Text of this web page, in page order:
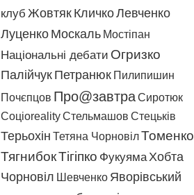
клуб ЖовтякКличкоЛевченко
ЛуценкоМоскаль Мостіпан
Національні дебати Огризко
Палійчук Петранюк Пилипишин
Почєпцов Про@завтраСиротюк
СоціоrealityСтельмашов Стецьків
Терьохін Тетяна ЧорновілТоменко
ТягнибокТігіпко ФукуямаХобта
Чорновіл Шевченко Яворівський